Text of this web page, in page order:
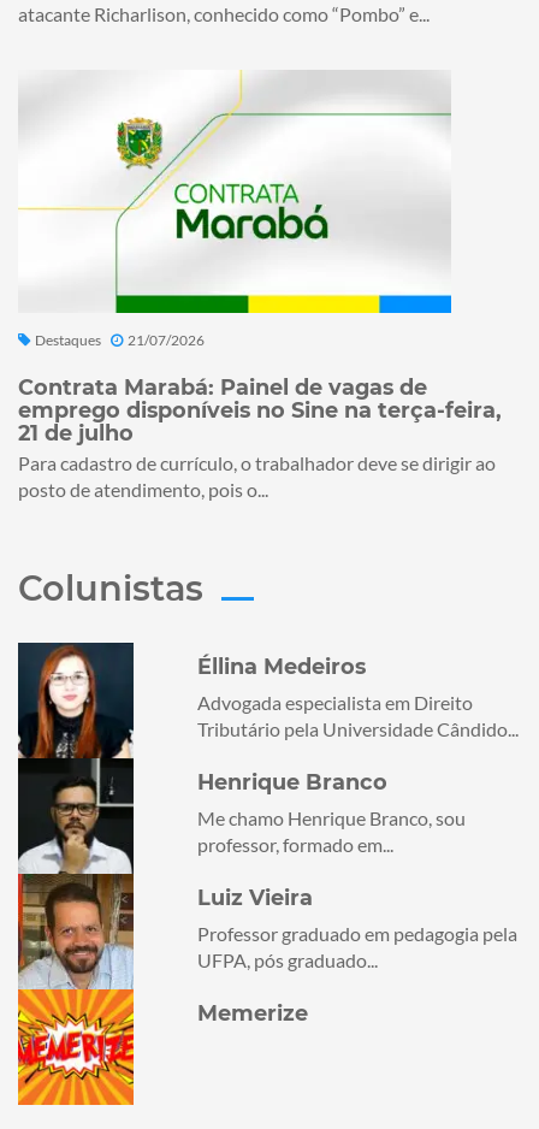
atacante Richarlison, conhecido como “Pombo” e...
Destaques 21/07/2026
Contrata Marabá: Painel de vagas de
emprego disponíveis no Sine na terça-feira,
21 de julho
Para cadastro de currículo, o trabalhador deve se dirigir ao
posto de atendimento, pois o...
Colunistas
Éllina Medeiros
Advogada especialista em Direito
Tributário pela Universidade Cândido...
Henrique Branco
Me chamo Henrique Branco, sou
professor, formado em...
Luiz Vieira
Professor graduado em pedagogia pela
UFPA, pós graduado...
Memerize